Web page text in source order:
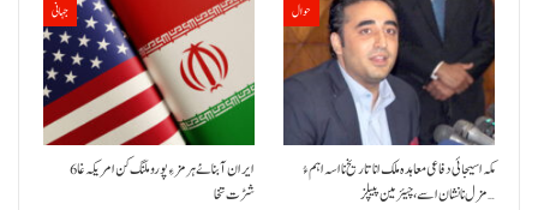
جہانی
ایران آبنائے ہرمز ءِ پورو ملنگ کن امریکہ غا 6
شڑت تخا
حوال
مکہ اسیجائی دفاعی معاہدہ ملک انا تاریخ نا اسہ اہم ءُ
مزل نا نشان اسے، چیئرمین پیپلز…